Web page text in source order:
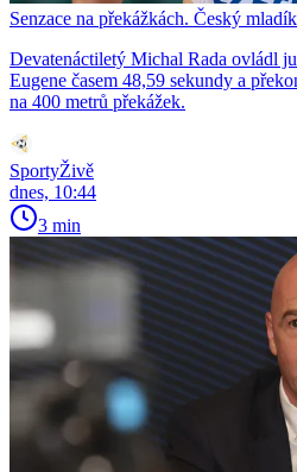
Senzace na překážkách. Český
Devatenáctiletý Michal Rada ovládl
Eugene časem 48,59 sekundy a
na 400 metrů překážek.
SportyŽivě
dnes, 10:44
3 min